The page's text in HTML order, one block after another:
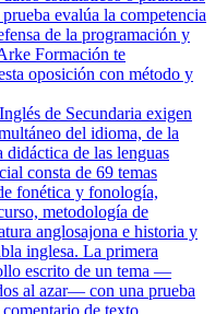
evalúa la competencia
de la programación y
Formación te
oposición con método y
de Secundaria exigen
del idioma, de la
de las lenguas
consta de 69 temas
fonética y fonología,
metodología de
anglosajona e historia y
inglesa. La primera
escrito de un tema —
al azar— con una prueba
de texto,